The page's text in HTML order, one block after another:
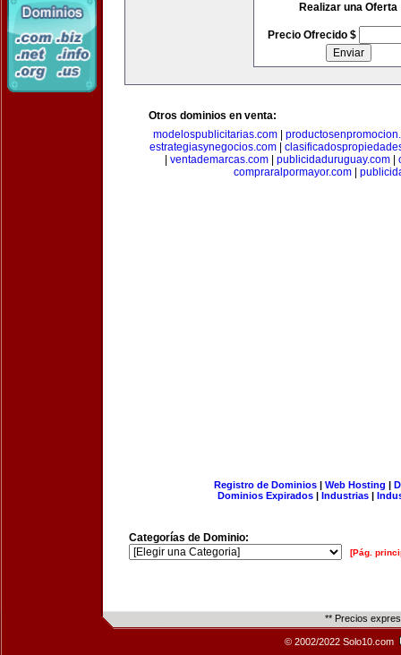
Realizar una Oferta
Precio Ofrecido $
Otros dominios en venta:
modelospublicitarias.com
estrategiasynegocios.com|
ventademarcas.com publicidaduruguay.com
compraralpormayor.com
Registro de Dominios| Web Hosting |
Dominios Expirados | Industrias |
Categorías de Dominio:
[Pág.
** Precios
© 2002/2022 Solo10.com